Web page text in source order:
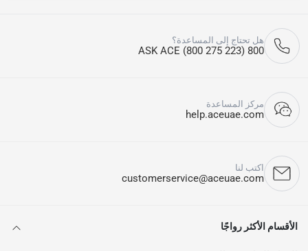
هل تحتاج إلى المساعدة؟
800 ASK ACE (800 275 223)
مركز المساعدة
help.aceuae.com
اكتب لنا
customerservice@aceuae.com
الأقسام الأكثر رواجًا